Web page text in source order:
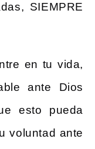
SIEMPRE
en tu vida,
ante Dios
esto pueda
voluntad ante